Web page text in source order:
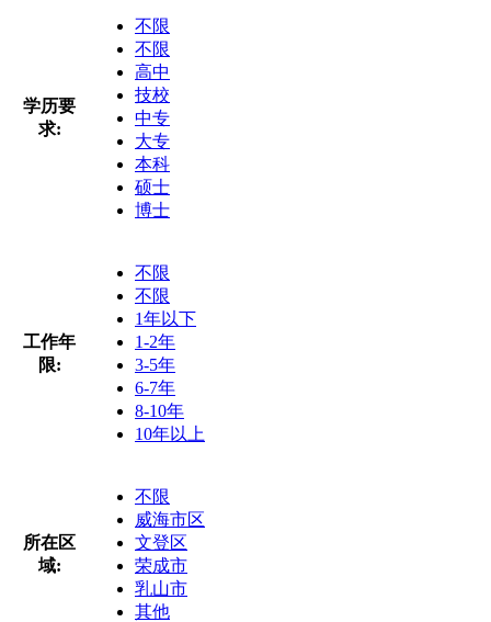
学历要
求:
不限
不限
高中
技校
中专
大专
本科
硕士
博士
工作年
限:
不限
不限
1年以下
1-2年
3-5年
6-7年
8-10年
10年以上
所在区
域:
不限
威海市区
文登区
荣成市
乳山市
其他